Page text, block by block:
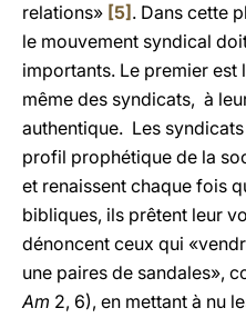
relations» [5] . Dans cette
le mouvement syndical
importants. Le premier est
même des syndicats, à
authentique. Les
profil prophétique de la
et renaissent chaque fois
bibliques, ils prêtent leur
dénoncent ceux qui
une paires de sandales»,
Am 2, 6), en mettant à nu